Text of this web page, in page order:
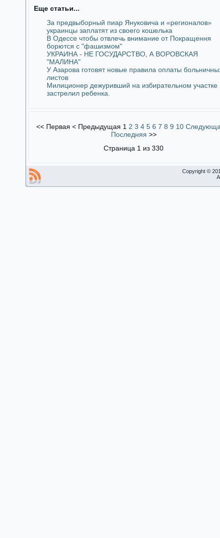
Еще статьи...
За предвыборный пиар Януковича и «регионалов»
украинцы заплатят из своего кошелька
В Одессе чтобы отвлечь внимание от Покращення
борются с "фашизмом"
УКРАИНА - НЕ ГОСУДАРСТВО, А ВОРОВСКАЯ
"МАЛИНА"
У Азарова готовят новые правила оплаты
листов
Милиционер дежуривший на избирательном участке
застрелил ребенка.
<< Первая < Предыдущая 1 2 3 4 5 6 7 8 9 10
Последняя >>
Страница 1 из 330
Copyright ©